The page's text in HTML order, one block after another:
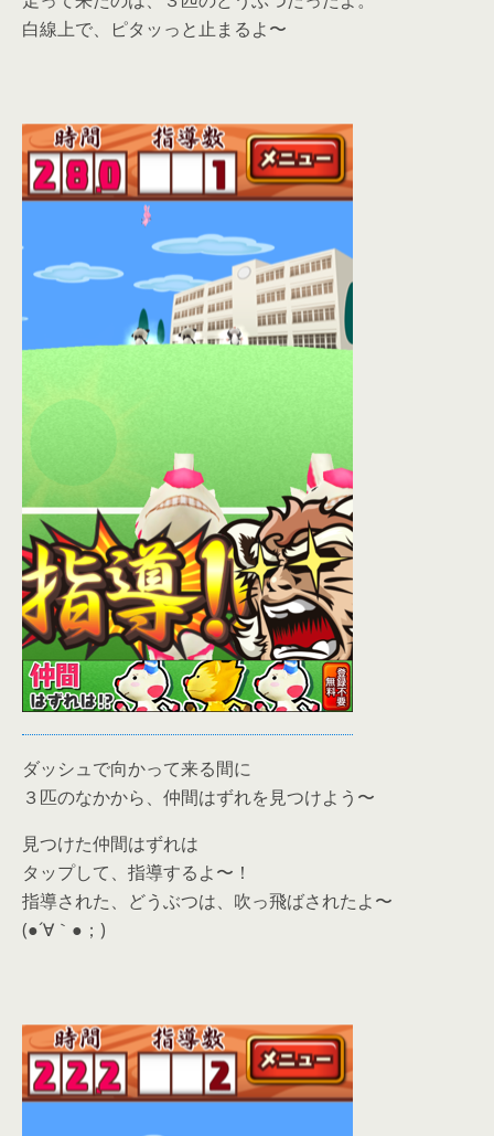
白線上で、ピタッっと止まるよ〜
ダッシュで向かって来る間に
３匹のなかから、仲間はずれを見つけよう〜
見つけた仲間はずれは
タップして、指導するよ〜！
指導された、どうぶつは、吹っ飛ばされたよ〜
(●´∀｀●；)